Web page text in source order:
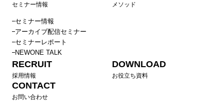
セミナー情報
セミナー情報
アーカイブ配信セミナー
セミナーレポート
NEWONE TALK
メソッド
RECRUIT
採用情報
DOWNLOAD
お役立ち資料
CONTACT
お問い合わせ